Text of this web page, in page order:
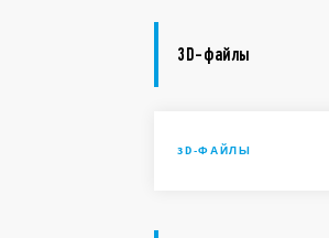
3D-файлы
3D-ФАЙЛЫ